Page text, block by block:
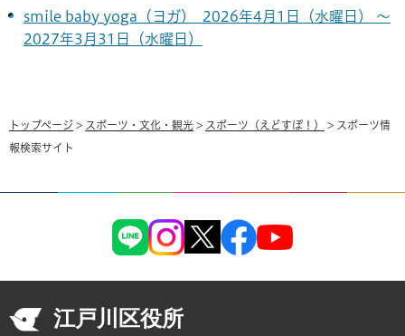
smile baby yoga（ヨガ） 2026年4月1日（水曜日） ～
2027年3月31日（水曜日）
トップページ > スポーツ・文化・観光 > スポーツ（えどすぽ！） > スポーツ情
報検索サイト
江戸川区役所